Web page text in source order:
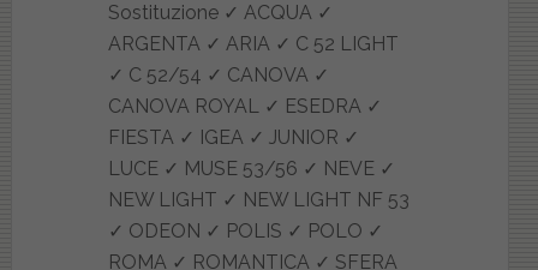
Sostituzione ✓ ACQUA ✓
ARGENTA ✓ ARIA ✓ C 52 LIGHT
✓ C 52/54 ✓ CANOVA ✓
CANOVA ROYAL ✓ ESEDRA ✓
FIESTA ✓ IGEA ✓ JUNIOR ✓
LUCE ✓ MUSE 53/56 ✓ NEVE ✓
NEW LIGHT ✓ NEW LIGHT NF 53
✓ ODEON ✓ POLIS ✓ POLO ✓
ROMA ✓ ROMANTICA ✓ SFERA